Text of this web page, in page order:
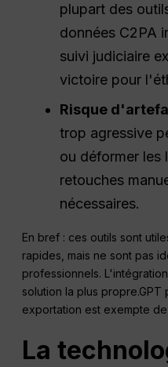
plupart des
données C2PA
suivi judiciaire
victoire pour
Risque
trop agressive
ou déformer les
retouches
nécessaires.
En bref : ces outils sont
rapides, mais ne sont pas
professionnels.
solution la plus
exportation est exempte
La